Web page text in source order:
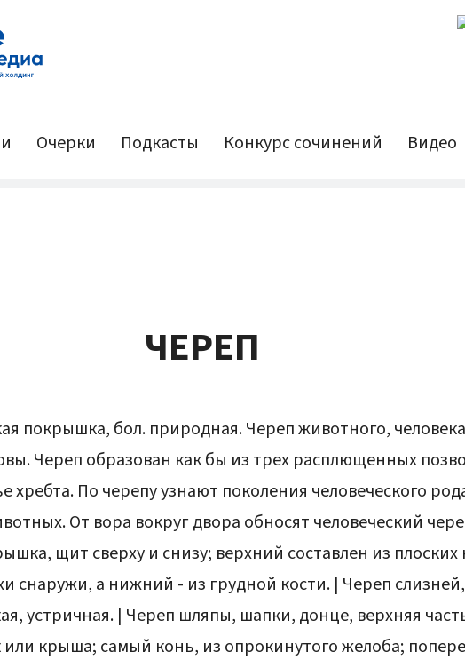
Очерки Подкасты Конкурс сочинений Видео
ЧЕРЕП
покрышка, бол. природная. Череп животного,
Череп образован как бы из трех расплющенных
хребта. По черепу узнают поколения человеческого
От вора вокруг двора обносят человеческий
щит сверху и снизу; верхний составлен из плоских
снаружи, а нижний - из грудной кости. | Череп
устричная. | Череп шляпы, шапки, донце, верхняя
крыша; самый конь, из опрокинутого желоба;